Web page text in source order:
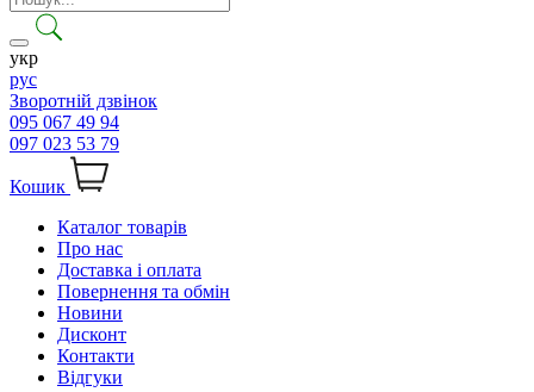
укр
рус
Зворотній дзвінок
095 067 49 94
097 023 53 79
Кошик
Каталог товарів
Про нас
Доставка і оплата
Повернення та обмін
Новини
Дисконт
Контакти
Відгуки